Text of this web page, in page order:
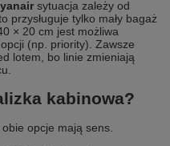
sytuacja zależy od
tylko mały bagaż
× 20 cm jest możliwa
(np. priority). Zawsze
lotem, bo linie zmieniają
kabinowa?
opcje mają sens.